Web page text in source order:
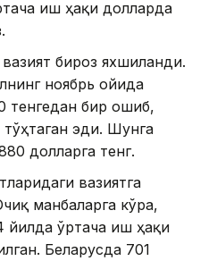
иш ҳақи долларда
бироз яхшиланди.
ноябрь ойида
тенгедан бир ошиб,
тўҳтаган эди. Шунга
долларга тенг.
вазиятга
манбаларга кўра,
йилда ўртача иш ҳақи
Беларусда 701